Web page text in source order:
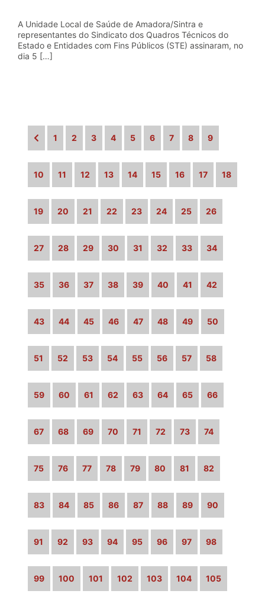
A Unidade Local de Saúde de Amadora/Sintra e
representantes do Sindicato dos Quadros Técnicos do
Estado e Entidades com Fins Públicos (STE) assinaram, no
dia 5 […]
1 2 3 4 5 6 7 8 9
10 11 12 13 14 15 16 17 18
19 20 21 22 23 24 25 26
27 28 29 30 31 32 33 34
35 36 37 38 39 40 41 42
43 44 45 46 47 48 49 50
51 52 53 54 55 56 57 58
59 60 61 62 63 64 65 66
67 68 69 70 71 72 73 74
75 76 77 78 79 80 81 82
83 84 85 86 87 88 89 90
91 92 93 94 95 96 97 98
99 100 101 102 103 104 105